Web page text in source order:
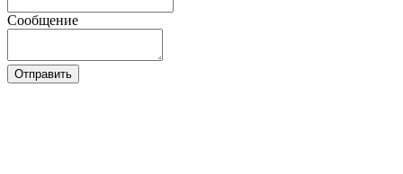
Сообщение
Отправить